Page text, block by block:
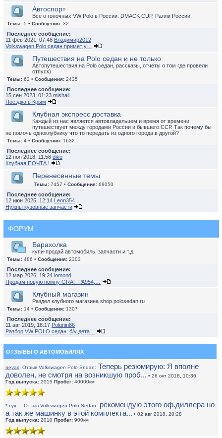
Автоспорт
Все о гоночных VW Polo в России. DMACK CUP, Ралли России.
Темы: 5 • Сообщения: 32
Последнее сообщение:
11 фев 2021, 07:48 Владимир2012
Volkswagen Polo седан примет у…
Путешествия на Polo седан и не только
Автопутешествия на Polo седан, рассказы, отчеты о том где провели
отпуск)
Темы: 63 • Сообщения: 2435
Последнее сообщение:
15 сен 2023, 01:23 mishail
Поездка в Крым
Клубная экспресс доставка
Каждый из нас является автовладельцем и время от времени
путешествует между городами России и бывшего ССР. Так почему бы
не помочь одноклубнику что то передать из одного города в другой?
Темы: 4 • Сообщения: 1632
Последнее сообщение:
12 ноя 2018, 11:58 diko
Клубная ПОЧТА !
Перенесенные темы
Темы: 7457 • Сообщения: 68050
Последнее сообщение:
12 июн 2025, 12:14 Leon354
Нужны кузовные запчасти
ФОРУМ
Барахолка
купи-продай автомобиль, запчасти и т.д.
Темы: 486 • Сообщения: 2303
Последнее сообщение:
12 мар 2026, 19:24 lomond
Продам новую помпу GRAF PA954,…
Клубный магазин
Раздел клубного магазина shop.polosedan.ru
Темы: 14 • Сообщения: 1307
Последнее сообщение:
11 авг 2019, 18:17 Polunin86
Разбор VW POLO седан, б/у дета…
ОТЗЫВЫ О АВТОМОБИЛЯХ
neyas: Отзыв Volkswagen Polo Sedan: Теперь резюмирую: Я вполне
доволен, не смотря на возникшую проб... • 26 окт 2018, 10:36
Год выпуска: 2015 Пробег: 40000км
* пух... : Отзыв Volkswagen Polo Sedan: рекомендую этого оф.диллера но
а так же машинку в этой комплекта... • 02 авг 2018, 20:28
Год выпуска: 2010 Пробег: 900км